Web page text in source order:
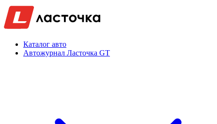
Каталог авто
Автожурнал Ласточка GT